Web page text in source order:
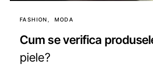
FASHION MODA
Cum se verifica
piele?